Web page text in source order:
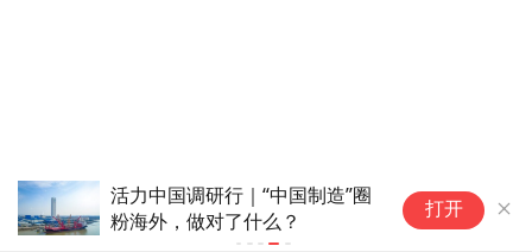
活力中国调研行｜“中国制造”圈
粉海外，做对了什么？
打开